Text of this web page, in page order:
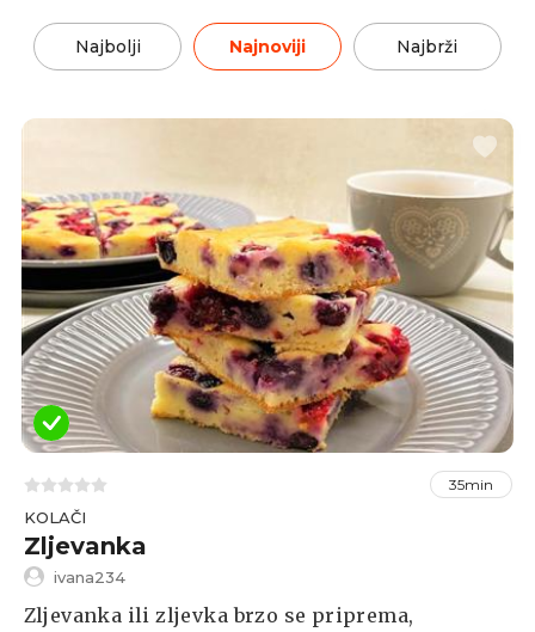
Najbolji Najnoviji Najbrži
35min
KOLAČI
Zljevanka
ivana234
Zljevanka ili zljevka brzo se priprema,